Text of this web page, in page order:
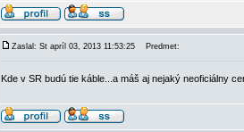
Zaslal: St apríl 03, 2013 11:53:25 Predmet:
Kde v SR budú tie káble...a máš aj nejaký neoficiálny